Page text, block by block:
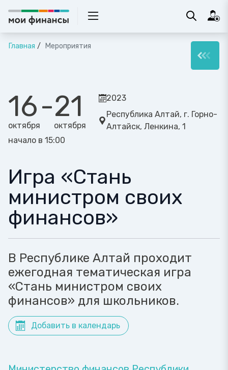
Главная Мероприятия
16
октября
-21
октября
начало в 15:00
2023
Республика Алтай, г. Горно-
Алтайск, Ленкина, 1
Игра «Стань
министром своих
финансов»
В Республике Алтай проходит
ежегодная тематическая игра
«Стань министром своих
финансов» для школьников.
Добавить в календарь